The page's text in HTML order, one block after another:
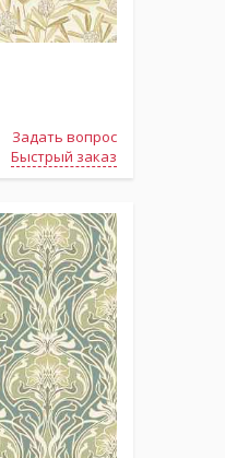
Задать вопрос
Быстрый заказ